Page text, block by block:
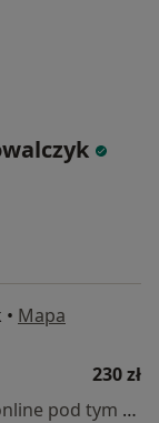
• Mapa
230 zł
Specjalista nie oferuje umawiania online pod tym adresem.